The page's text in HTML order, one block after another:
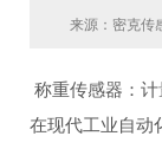
来源：密克传
称重传感器：
在现代工业自动